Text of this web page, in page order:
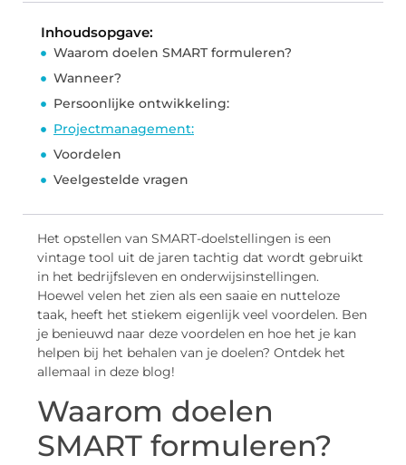
Inhoudsopgave:
Waarom doelen SMART formuleren?
Wanneer?
Persoonlijke ontwikkeling:
Projectmanagement:
Voordelen
Veelgestelde vragen
Het opstellen van SMART-doelstellingen is een
vintage tool uit de jaren tachtig dat wordt gebruikt
in het bedrijfsleven en onderwijsinstellingen.
Hoewel velen het zien als een saaie en nutteloze
taak, heeft het stiekem eigenlijk veel voordelen. Ben
je benieuwd naar deze voordelen en hoe het je kan
helpen bij het behalen van je doelen? Ontdek het
allemaal in deze blog!
Waarom doelen
SMART formuleren?